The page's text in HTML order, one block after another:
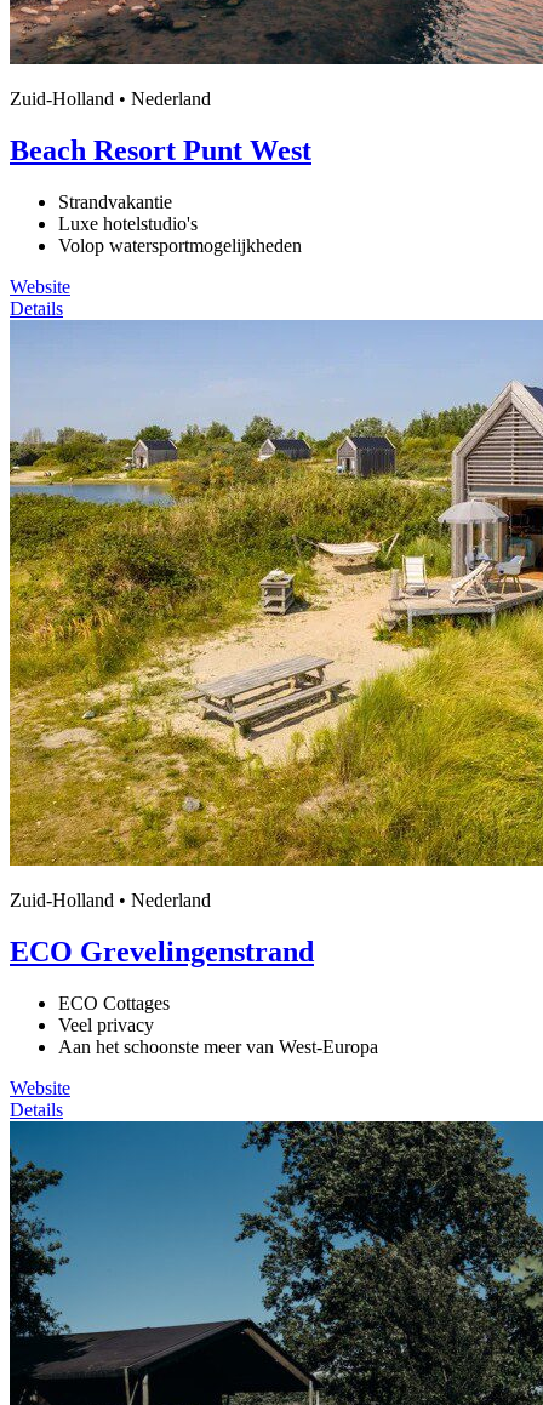
Zuid-Holland • Nederland
Beach Resort Punt West
Strandvakantie
Luxe hotelstudio's
Volop watersportmogelijkheden
Website
Details
Zuid-Holland • Nederland
ECO Grevelingenstrand
ECO Cottages
Veel privacy
Aan het schoonste meer van West-Europa
Website
Details